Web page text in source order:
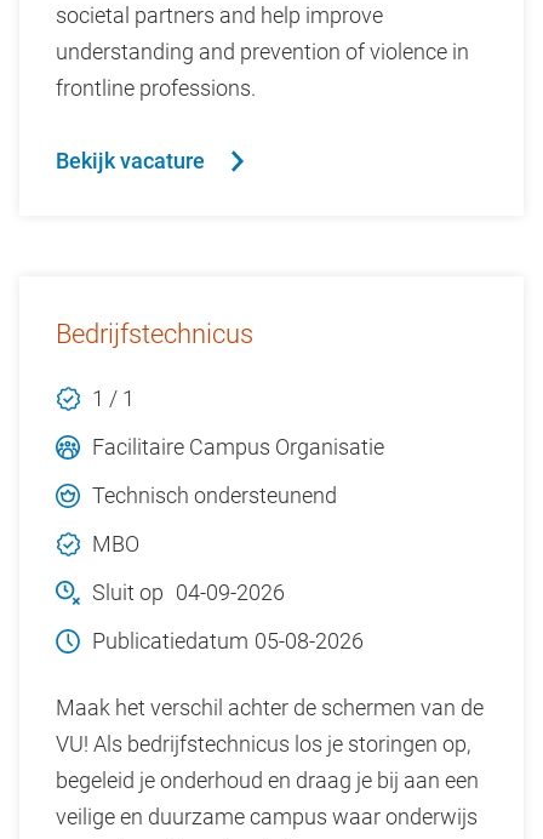
societal partners and help improve
understanding and prevention of violence in
frontline professions.
Bekijk vacature
Bedrijfstechnicus
1 / 1
Facilitaire Campus Organisatie
Technisch ondersteunend
MBO
Sluit op 04-09-2026
Publicatiedatum 05-08-2026
Maak het verschil achter de schermen van de
VU! Als bedrijfstechnicus los je storingen op,
begeleid je onderhoud en draag je bij aan een
veilige en duurzame campus waar onderwijs